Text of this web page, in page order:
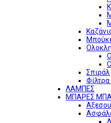
Σπιράλ
ΛΑΜΠΕΣ
ΜΠΑΡΕΣ